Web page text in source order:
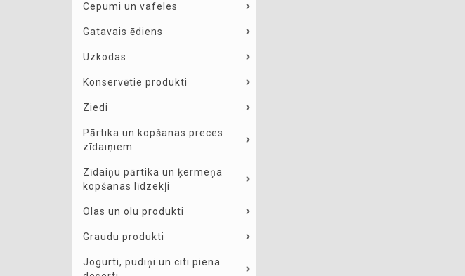
Cepumi un vafeles
Gatavais ēdiens
Uzkodas
Konservētie produkti
Ziedi
Pārtika un kopšanas preces
zīdaiņiem
Zīdaiņu pārtika un ķermeņa
kopšanas līdzekļi
Olas un olu produkti
Graudu produkti
Jogurti, pudiņi un citi piena